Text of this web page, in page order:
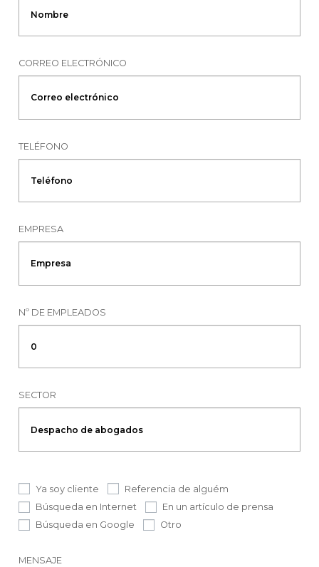
CORREO ELECTRÓNICO
TELÉFONO
EMPRESA
Nº DE EMPLEADOS
SECTOR
Ya soy cliente
Referencia de alguém
Búsqueda en Internet
En un artículo de prensa
Búsqueda en Google
Otro
MENSAJE